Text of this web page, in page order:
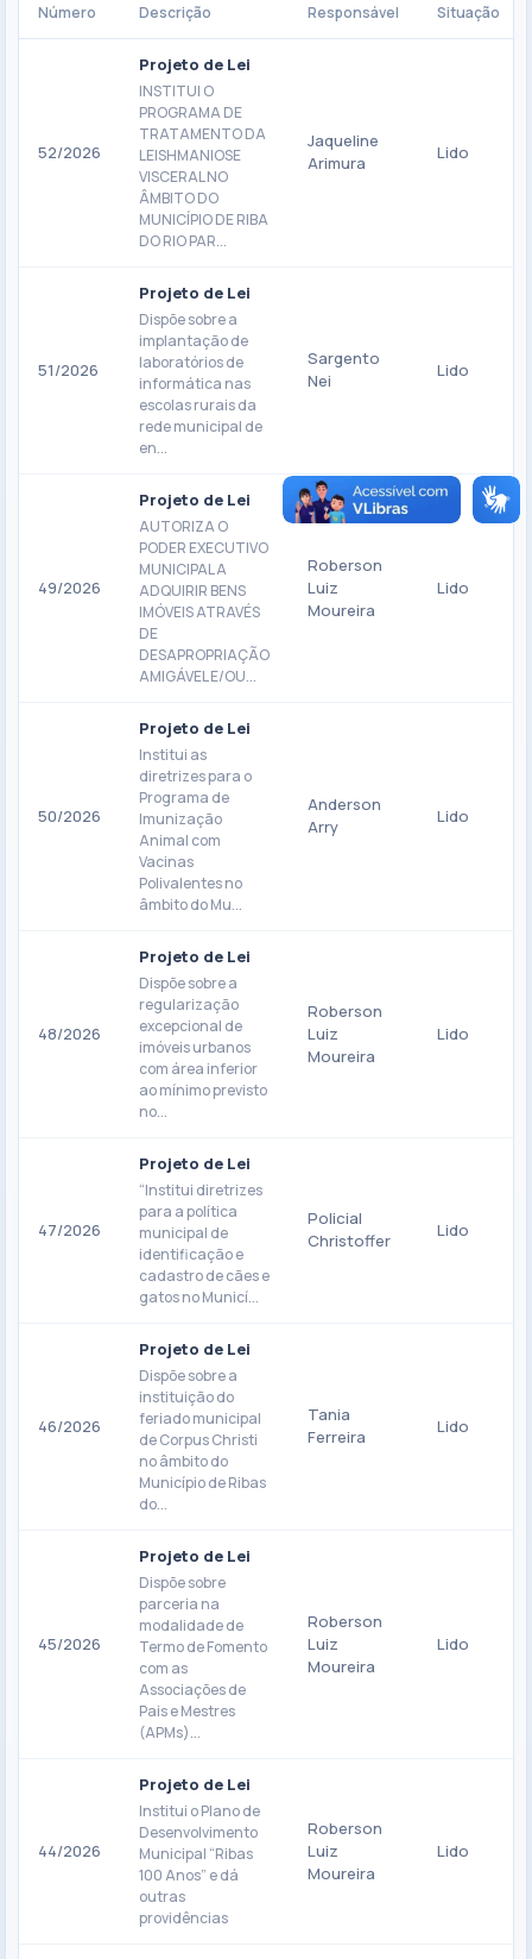
Número Descrição Responsável Situação
52/2026
Projeto de Lei
INSTITUI O
PROGRAMA DE
TRATAMENTO DA
LEISHMANIOSE
VISCERAL NO
ÂMBITO DO
MUNICÍPIO DE RIBA
DO RIO PAR...
Jaqueline
Arimura
Lido
51/2026
Projeto de Lei
Dispõe sobre a
implantação de
laboratórios de
informática nas
escolas rurais da
rede municipal de
en...
Sargento
Nei
Lido
49/2026
Projeto de Lei
AUTORIZA O
PODER EXECUTIVO
MUNICIPAL A
ADQUIRIR BENS
IMÓVEIS ATRAVÉS
DE
DESAPROPRIAÇÃO
AMIGÁVEL E/OU...
Roberson
Luiz
Moureira
Lido
50/2026
Projeto de Lei
Institui as
diretrizes para o
Programa de
Imunização
Animal com
Vacinas
Polivalentes no
âmbito do Mu...
Anderson
Arry
Lido
48/2026
Projeto de Lei
Dispõe sobre a
regularização
excepcional de
imóveis urbanos
com área inferior
ao mínimo previsto
no...
Roberson
Luiz
Moureira
Lido
47/2026
Projeto de Lei
“Institui diretrizes
para a política
municipal de
identificação e
cadastro de cães e
gatos no Municí...
Policial
Christoffer
Lido
46/2026
Projeto de Lei
Dispõe sobre a
instituição do
feriado municipal
de Corpus Christi
no âmbito do
Município de Ribas
do...
Tania
Ferreira
Lido
45/2026
Projeto de Lei
Dispõe sobre
parceria na
modalidade de
Termo de Fomento
com as
Associações de
Pais e Mestres
(APMs)...
Roberson
Luiz
Moureira
Lido
44/2026
Projeto de Lei
Institui o Plano de
Desenvolvimento
Municipal “Ribas
100 Anos” e dá
outras
providências
Roberson
Luiz
Moureira
Lido